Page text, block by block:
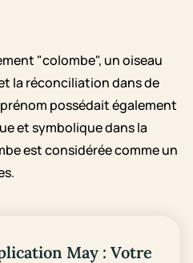
"colombe", un oiseau
la réconciliation dans de
possédait également
et symbolique dans la
est considérée comme un
May : Votre